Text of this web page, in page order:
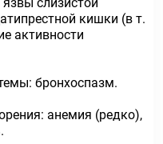
кишки (в т.
активности
бронхоспазм.
анемия (редко),